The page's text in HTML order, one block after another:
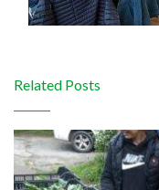
Related Posts